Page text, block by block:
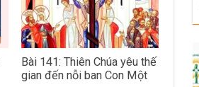
Bài 141: Thiên Chúa yêu thế
gian đến nỗi ban Con Một